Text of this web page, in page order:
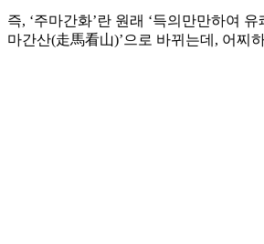
즉, ‘주마간화’란 원래 ‘득의만만하여
마간산(走馬看山)’으로 바뀌는데, 어찌